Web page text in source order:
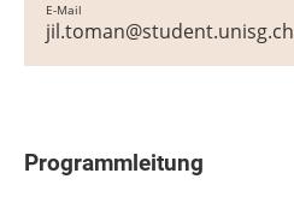
E-Mail
jil.toman@student.unisg.ch
Programmleitung